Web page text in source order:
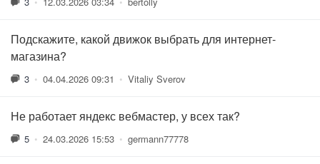
Подскажите, какой движок выбрать для интернет-
магазина?
3 • 04.04.2026 09:31 • Vitaliy Sverov
Не работает яндекс вебмастер, у всех так?
5 • 24.03.2026 15:53 • germann77778